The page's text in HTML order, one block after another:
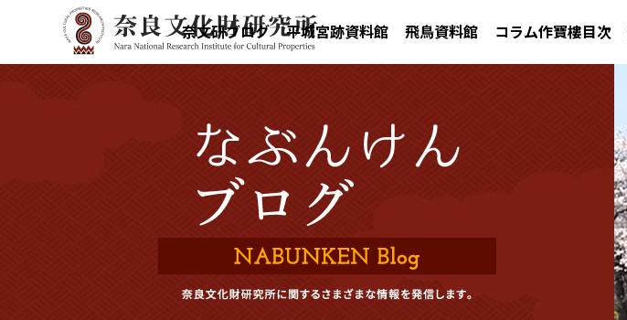
奈文研ブログ 平城宮跡資料館 飛鳥資料館 コラム作寶樓目次